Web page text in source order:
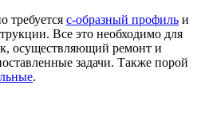
требуется с-образный профиль и
Все это необходимо для
осуществляющий ремонт и
задачи. Также порой
.